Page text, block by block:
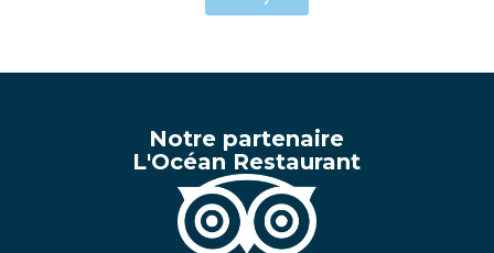
Notre partenaire
L'Océan Restaurant